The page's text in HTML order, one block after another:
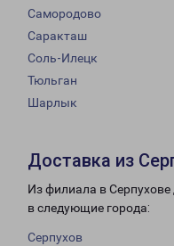
Самородово
Саракташ
Соль-Илецк
Тюльган
Шарлык
Доставка из
Из филиала в Серпухове
в следующие города:
Серпухов